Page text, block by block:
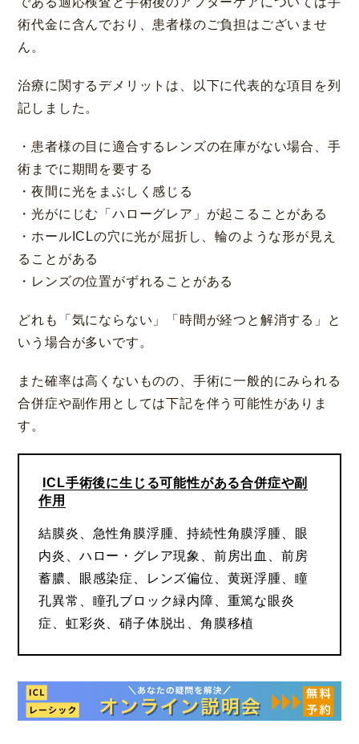
術代金に含んでおり、患者様のご負担はございませ
ん。
治療に関するデメリットは、以下に代表的な項目を列
記しました。
・患者様の目に適合するレンズの在庫がない場合、手
術までに期間を要する
・夜間に光をまぶしく感じる
・光がにじむ「ハローグレア」が起こることがある
・ホールICLの穴に光が屈折し、輪のような形が見え
ることがある
・レンズの位置がずれることがある
どれも「気にならない」「時間が経つと解消する」と
いう場合が多いです。
また確率は高くないものの、手術に一般的にみられる
合併症や副作用としては下記を伴う可能性がありま
す。
ICL手術後に生じる可能性がある合併症や副
作用
結膜炎、急性角膜浮腫、持続性角膜浮腫、眼
内炎、ハロー・グレア現象、前房出血、前房
蓄膿、眼感染症、レンズ偏位、黄斑浮腫、瞳
孔異常、瞳孔ブロック緑内障、重篤な眼炎
症、虹彩炎、硝子体脱出、角膜移植